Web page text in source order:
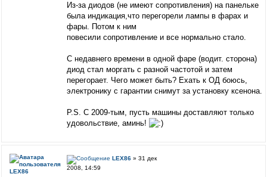
Из-за диодов (не имеют сопротивления) на панельке
была индикация,что перегорели лампы в фарах и
фары. Потом к ним
повесили сопротивление и все нормально стало.
С недавнего времени в одной фаре (водит. сторона)
диод стал моргать с разной частотой и затем
перегорает. Чего может быть? Ехать к ОД боюсь,
электронику с гарантии снимут за установку ксенона.
P.S. С 2009-тым, пусть машины доставляют только
удовольствие, аминь!
LEX86» 31 дек
2008, 14:59
LEX86